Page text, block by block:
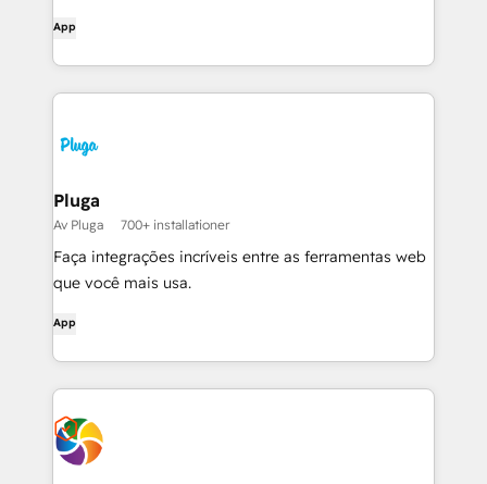
App
Pluga
Av Pluga 700+ installationer
Faça integrações incríveis entre as ferramentas web
que você mais usa.
App